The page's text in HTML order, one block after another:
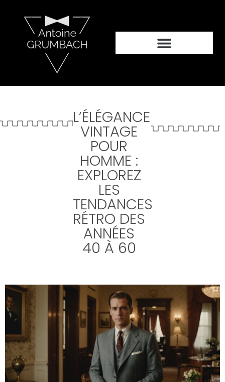
L’ÉLÉGANCE
VINTAGE
POUR
HOMME :
EXPLOREZ
LES
TENDANCES
RÉTRO DES
ANNÉES
40 À 60